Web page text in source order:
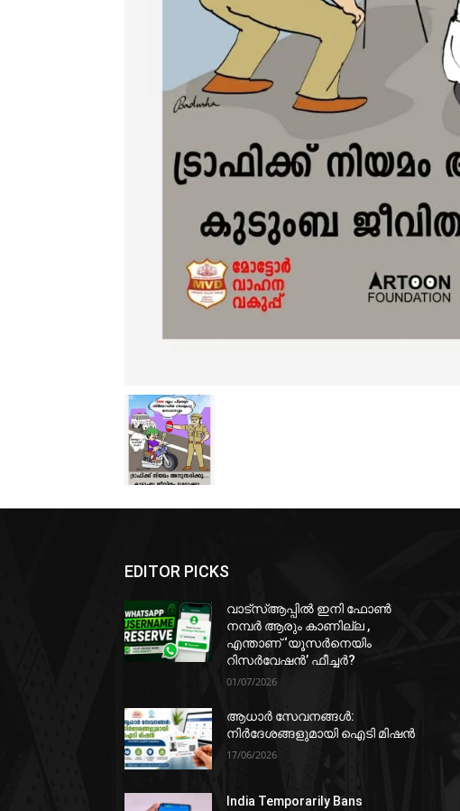
EDITOR PICKS
വാട്‌സ്ആപ്പിൽ ഇനി ഫോൺ
നമ്പർ ആരും കാണില്ല ,
എന്താണ് ‘യൂസർനെയിം
റിസർവേഷൻ’ ഫീച്ചർ?
01/07/2026
ആധാർ സേവനങ്ങൾ:
നിർദേശങ്ങളുമായി ഐടി മിഷൻ
17/06/2026
India Temporarily Bans